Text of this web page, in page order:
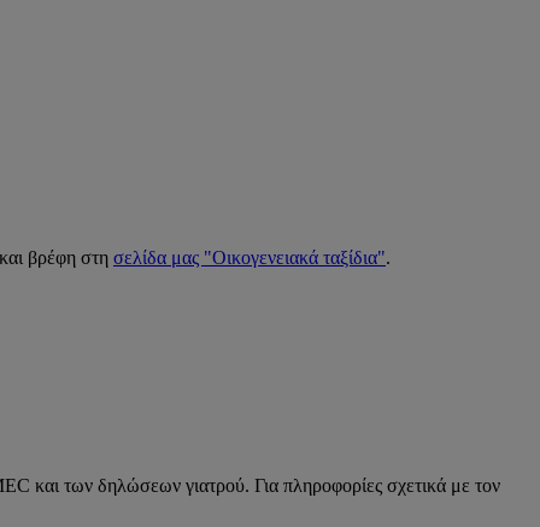
βρέφη στη σελίδα μας "Οικογενειακά ταξίδια".
και των δηλώσεων γιατρού. Για πληροφορίες σχετικά με τον